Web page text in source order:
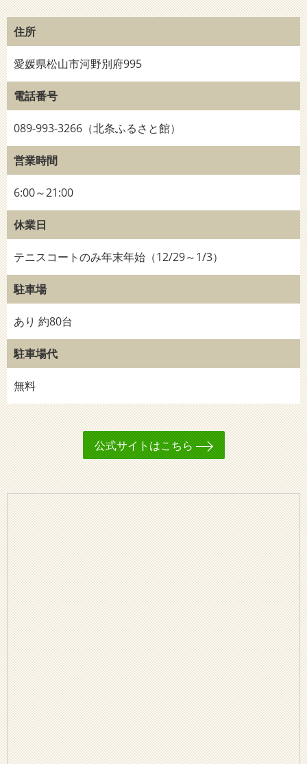
住所
愛媛県松山市河野別府995
電話番号
089-993-3266（北条ふるさと館）
営業時間
6:00～21:00
休業日
テニスコートのみ年末年始（12/29～1/3）
駐車場
あり 約80台
駐車場代
無料
公式サイトはこちら